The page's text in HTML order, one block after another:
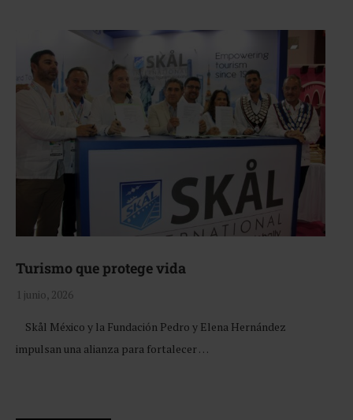
Turismo que protege vida
1 junio, 2026
Skål México y la Fundación Pedro y Elena Hernández
impulsan una alianza para fortalecer …